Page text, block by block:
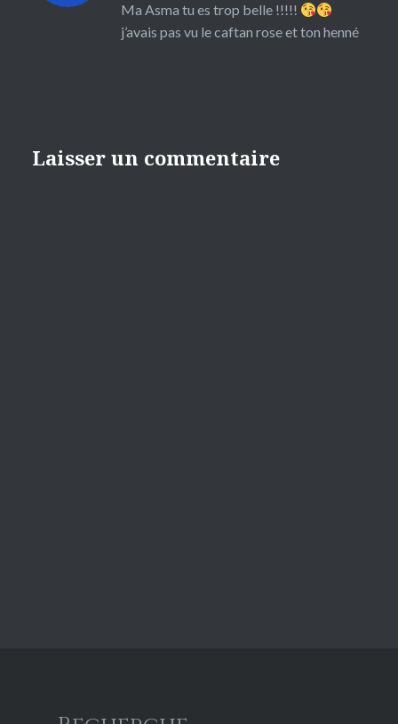
Ma Asma tu es trop belle !!!!!
j’avais pas vu le caftan rose et ton henné
Laisser un commentaire